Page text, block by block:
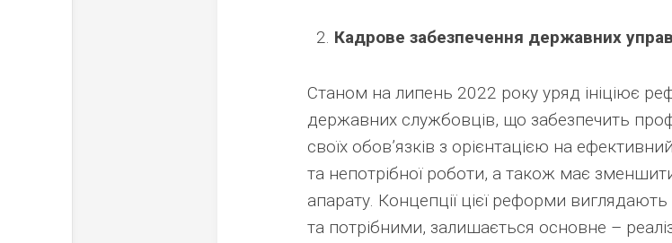
Кадрове забезпечення державних
Станом на липень 2022 року уряд ініціює
державних службовців, що забезпечить
своїх обов’язків з орієнтацією на
та непотрібної роботи, а також має
апарату. Концепції цієї реформи
та потрібними, залишається основне –